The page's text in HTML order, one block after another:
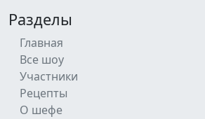
Разделы
Главная
Все шоу
Участники
Рецепты
О шефе